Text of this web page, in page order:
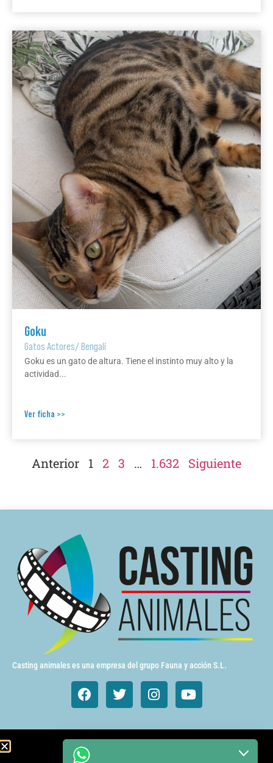
Goku
Gatos Actores/Bengalí
Goku es un gato de altura. Tiene el instinto muy alto y la
actividad...
Ver ficha >>
Anterior 1 2 3 … 1.632 Siguiente
Casting animales es una empresa del grupo Fauna y acción S.L.
Animales de cine y TV